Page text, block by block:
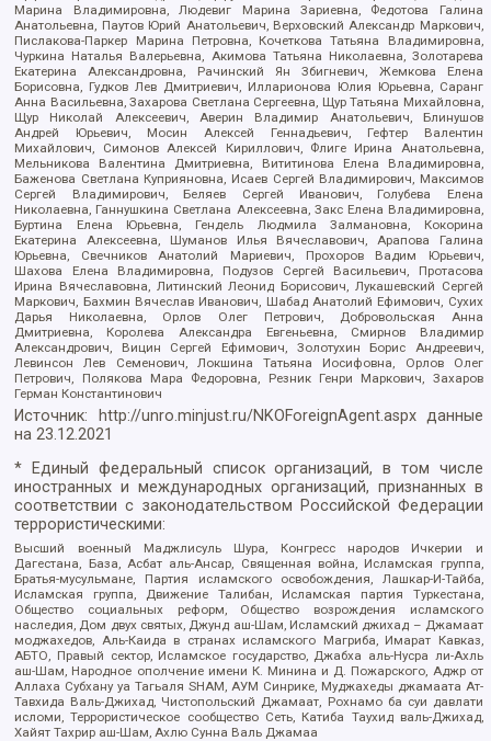
Марина Владимировна, Людевиг Марина Зариевна, Федотова Галина
Анатольевна, Паутов Юрий Анатольевич, Верховский Александр Маркович,
Пислакова-Паркер Марина Петровна, Кочеткова Татьяна Владимировна,
Чуркина Наталья Валерьевна, Акимова Татьяна Николаевна, Золотарева
Екатерина Александровна, Рачинский Ян Збигневич, Жемкова Елена
Борисовна, Гудков Лев Дмитриевич, Илларионова Юлия Юрьевна, Саранг
Анна Васильевна, Захарова Светлана Сергеевна, Щур Татьяна Михайловна,
Щур Николай Алексеевич, Аверин Владимир Анатольевич, Блинушов
Андрей Юрьевич, Мосин Алексей Геннадьевич, Гефтер Валентин
Михайлович, Симонов Алексей Кириллович, Флиге Ирина Анатольевна,
Мельникова Валентина Дмитриевна, Вититинова Елена Владимировна,
Баженова Светлана Куприяновна, Исаев Сергей Владимирович, Максимов
Сергей Владимирович, Беляев Сергей Иванович, Голубева Елена
Николаевна, Ганнушкина Светлана Алексеевна, Закс Елена Владимировна,
Буртина Елена Юрьевна, Гендель Людмила Залмановна, Кокорина
Екатерина Алексеевна, Шуманов Илья Вячеславович, Арапова Галина
Юрьевна, Свечников Анатолий Мариевич, Прохоров Вадим Юрьевич,
Шахова Елена Владимировна, Подузов Сергей Васильевич, Протасова
Ирина Вячеславовна, Литинский Леонид Борисович, Лукашевский Сергей
Маркович, Бахмин Вячеслав Иванович, Шабад Анатолий Ефимович, Сухих
Дарья Николаевна, Орлов Олег Петрович, Добровольская Анна
Дмитриевна, Королева Александра Евгеньевна, Смирнов Владимир
Александрович, Вицин Сергей Ефимович, Золотухин Борис Андреевич,
Левинсон Лев Семенович, Локшина Татьяна Иосифовна, Орлов Олег
Петрович, Полякова Мара Федоровна, Резник Генри Маркович, Захаров
Герман Константинович
Источник: http://unro.minjust.ru/NKOForeignAgent.aspxданные
на23.12.2021
* Единый федеральный список организаций, в том числе
иностранных и международных организаций, признанных в
соответствии с законодательством Российской Федерации
террористическими:
Высший военный Маджлисуль Шура, Конгресс народов Ичкерии и
Дагестана, База, Асбат аль-Ансар, Священная война, Исламская группа,
Братья-мусульмане, Партия исламского освобождения, Лашкар-И-Тайба,
Исламская группа, Движение Талибан, Исламская партия Туркестана,
Общество социальных реформ, Общество возрождения исламского
наследия, Дом двух святых, Джунд аш-Шам, Исламский джихад – Джамаат
моджахедов, Аль-Каида в странах исламского Магриба, Имарат Кавказ,
АБТО, Правый сектор, Исламское государство, Джабха аль-Нусра ли-Ахль
аш-Шам, Народное ополчение имени К. Минина и Д. Пожарского, Аджр от
Аллаха Субхану уа Тагьаля SHAM, АУМ Синрике, Муджахеды джамаата Ат-
Тавхида Валь-Джихад, Чистопольский Джамаат, Рохнамо ба суи давлати
исломи, Террористическое сообщество Сеть, Катиба Таухид валь-Джихад,
Хайят Тахрир аш-Шам, Ахлю Сунна Валь Джамаа